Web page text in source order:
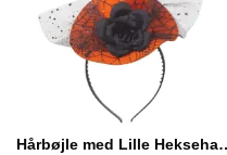
Hårbøjle med Lille Heksehat